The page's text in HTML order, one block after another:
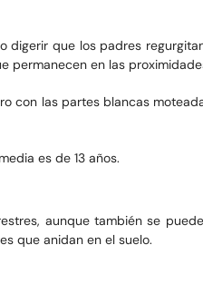
que los padres
permanecen en las
con las partes blancas
es de 13 años.
aunque también se
que anidan en el suelo.